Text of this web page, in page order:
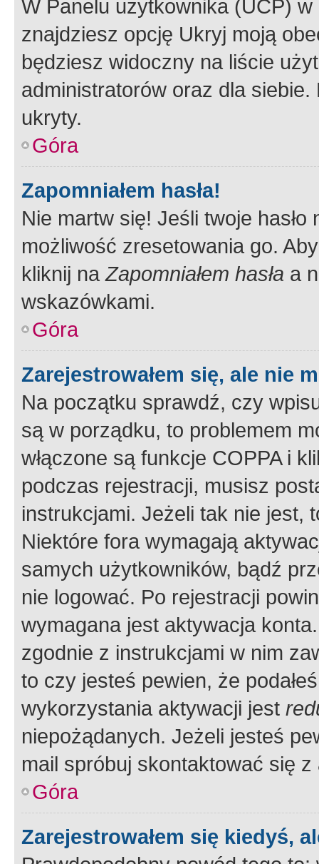
W Panelu użytkownika (UCP) w
znajdziesz opcję Ukryj moją
będziesz widoczny na liście
administratorów oraz dla
ukryty.
Góra
Zapomniałem hasła!
Nie martw się! Jeśli twoje
możliwość zresetowania go.
kliknij naZapomniałem hasła a
wskazówkami.
Góra
Zarejestrowałem się, ale nie
Na początku sprawdź, czy
są w porządku, to problemem
włączone są funkcje COPPA i
podczas rejestracji, musisz
instrukcjami. Jeżeli tak nie jest,
Niektóre fora wymagają
samych użytkowników, bądź
nie logować. Po rejestracji
wymagana jest aktywacja
zgodnie z instrukcjami w nim
to czy jesteś pewien, że
wykorzystania aktywacji jest
niepożądanych. Jeżeli jesteś
mail spróbuj skontaktować się
Góra
Zarejestrowałem się kiedyś,